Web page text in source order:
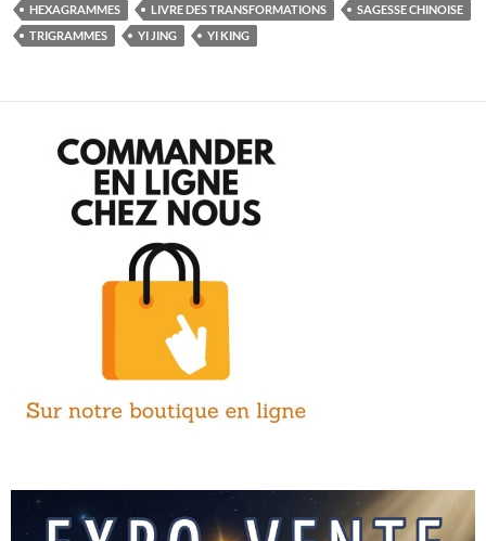
HEXAGRAMMES LIVRE DES TRANSFORMATIONS
SAGESSE CHINOISE
TRIGRAMMES
YI JING YI KING